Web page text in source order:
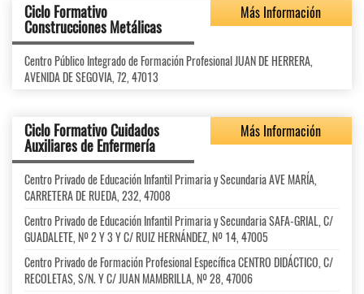
Ciclo Formativo
Construcciones Metálicas
Más Información
Centro Público Integrado de Formación Profesional JUAN DE HERRERA,
AVENIDA DE SEGOVIA, 72, 47013
Ciclo Formativo Cuidados
Auxiliares de Enfermería
Más Información
Centro Privado de Educación Infantil Primaria y Secundaria AVE MARÍA,
CARRETERA DE RUEDA, 232, 47008
Centro Privado de Educación Infantil Primaria y Secundaria SAFA-GRIAL, C/
GUADALETE, Nº 2 Y 3 Y C/ RUIZ HERNÁNDEZ, Nº 14, 47005
Centro Privado de Formación Profesional Específica CENTRO DIDÁCTICO, C/
RECOLETAS, S/N. Y C/ JUAN MAMBRILLA, Nº 28, 47006